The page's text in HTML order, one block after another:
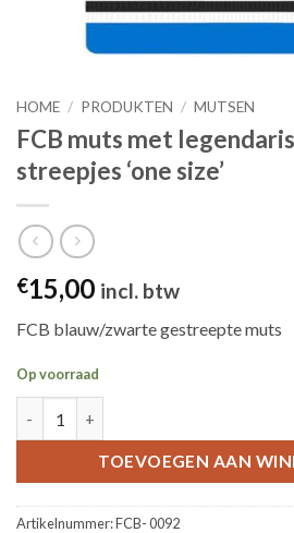
HOME / PRODUKTEN / MUTSEN
FCB muts met
streepjes ‘one size’
€15,00 incl. btw
FCB blauw/zwarte gestreepte muts
Op voorraad
TOEVOEGEN AAN
Artikelnummer:FCB- 0092